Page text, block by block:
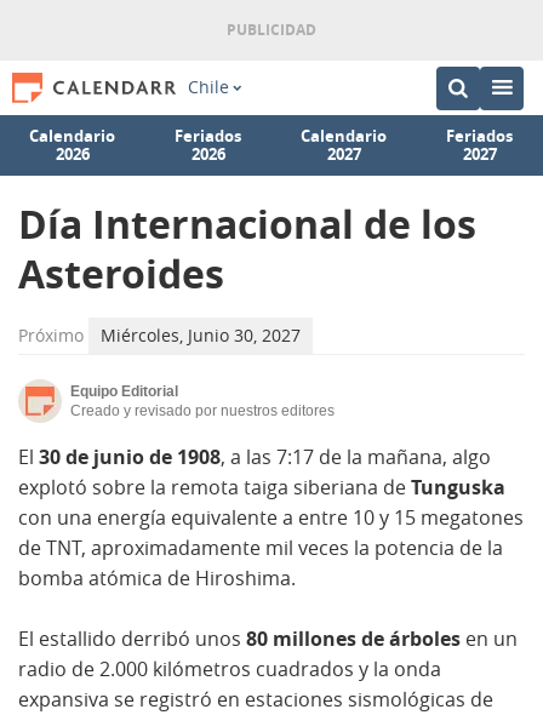
Chile
Calendario
2026
Feriados
2026
Calendario
2027
Feriados
2027
Día Internacional de los
Asteroides
Próximo Miércoles, Junio 30, 2027
Equipo Editorial
Creado y revisado por nuestros editores
El 30 de junio de 1908, a las 7:17 de la mañana, algo
explotó sobre la remota taiga siberiana deTunguska
con una energía equivalente a entre 10 y 15 megatones
de TNT, aproximadamente mil veces la potencia de la
bomba atómica de Hiroshima.
El estallido derribó unos 80 millones de árboles en un
radio de 2.000 kilómetros cuadrados y la onda
expansiva se registró en estaciones sismológicas de